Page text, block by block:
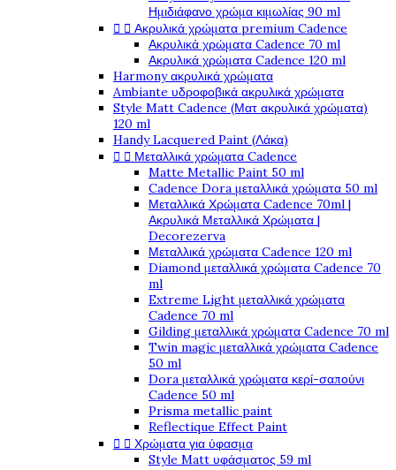
Ημιδιάφανο χρώμα κιμωλίας 90 ml
  Ακρυλικά χρώματα premium Cadence
Ακρυλικά χρώματα Cadence 70 ml
Ακρυλικά χρώματα Cadence 120 ml
Harmony ακρυλικά χρώματα
Ambiante υδροφοβικά ακρυλικά χρώματα
Style Matt Cadence (Ματ ακρυλικά χρώματα)
120 ml
Handy Lacquered Paint (Λάκα)
  Μεταλλικά χρώματα Cadence
Matte Metallic Paint 50 ml
Cadence Dora μεταλλικά χρώματα 50 ml
Μεταλλικά Χρώματα Cadence 70ml |
Ακρυλικά Μεταλλικά Χρώματα |
Decorezerva
Μεταλλικά χρώματα Cadence 120 ml
Diamond μεταλλικά χρώματα Cadence 70
ml
Extreme Light μεταλλικά χρώματα
Cadence 70 ml
Gilding μεταλλικά χρώματα Cadence 70 ml
Twin magic μεταλλικά χρώματα Cadence
50 ml
Dora μεταλλικά χρώματα κερί-σαπούνι
Cadence 50 ml
Prisma metallic paint
Reflectique Effect Paint
  Χρώματα για ύφασμα
Style Matt υφάσματος 59 ml